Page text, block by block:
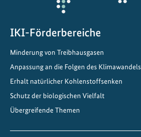
o
h
IKI-Förderbereiche
Minderung von Treibhausgasen
Anpassung an die Folgen des Klimawandels
Erhalt natürlicher Kohlenstoffsenken
Schutz der biologischen Vielfalt
Übergreifende Themen